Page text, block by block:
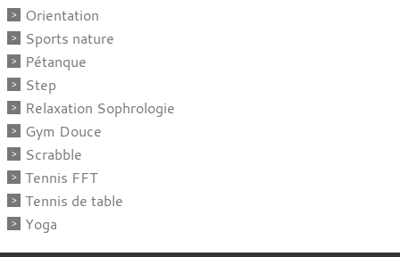
Orientation
Sports nature
Pétanque
Step
Relaxation Sophrologie
Gym Douce
Scrabble
Tennis FFT
Tennis de table
Yoga